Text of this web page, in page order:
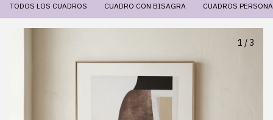
TODOS LOS CUADROS CUADRO CON BISAGRA CUADROS
1 / 3